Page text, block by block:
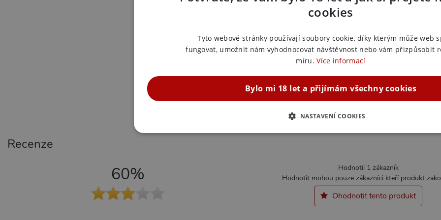
Náš kód:
Recenze
60%
Hodnotil 1 zákazník
Hodnotit mohou pouze zákazníci kteří produkt
Ohodnotit tento produkt
cookies
Tyto webové stránky používají soubory cookie, díky kterým může web
fungovat, umožnit nám vyhodnocovat návštěvnost nebo vám přizpůsobit
míru. Více informací
Bylo mi 18 let a přijímám všechny cookies
NASTAVENÍ COOKIES
NEZBYTNĚ NUTNÉ ANALYTICKÉ MARKETINGOVÉ
Nezbytně nutné Analytické Marketingové Funkční
Nezbytně nutné soubory cookie umožňují základní funkce webových stránek, jako je přihlášení uživatele a správa